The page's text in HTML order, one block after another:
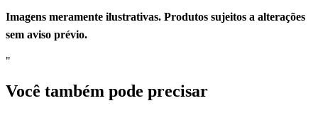
Imagens meramente ilustrativas. Produtos sujeitos a alterações
sem aviso prévio.
"
Você também pode precisar